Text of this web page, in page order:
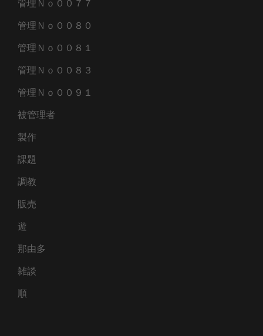
管理Ｎｏ００７７
管理Ｎｏ００８０
管理Ｎｏ００８１
管理Ｎｏ００８３
管理Ｎｏ００９１
被管理者
製作
課題
調教
販売
遊
那由多
雑談
順